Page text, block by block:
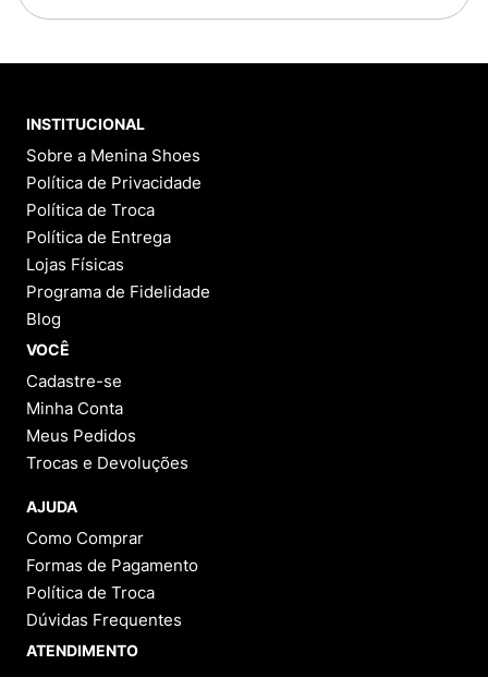
INSTITUCIONAL
Sobre a Menina Shoes
Política de Privacidade
Política de Troca
Política de Entrega
Lojas Físicas
Programa de Fidelidade
Blog
VOCÊ
Cadastre-se
Minha Conta
Meus Pedidos
Trocas e Devoluções
AJUDA
Como Comprar
Formas de Pagamento
Política de Troca
Dúvidas Frequentes
ATENDIMENTO